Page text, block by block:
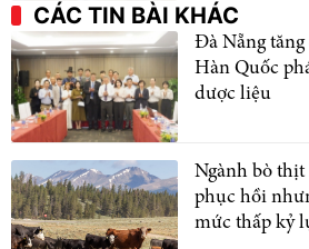
CÁC TIN BÀI KHÁC
Đà Nẵng
Hàn Quốc
dược liệu
Ngành bò
phục hồi
mức thấp kỷ